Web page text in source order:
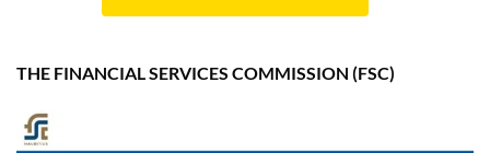
THE FINANCIAL SERVICES COMMISSION (FSC)